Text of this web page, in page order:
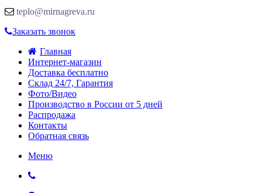
teplo@mirnagreva.ru
Заказать звонок
Главная
Интернет-магазин
Доставка бесплатно
Склад 24/7, Гарантия
Фото/Видео
Производство в России от 5 дней
Распродажа
Контакты
Обратная связь
Меню